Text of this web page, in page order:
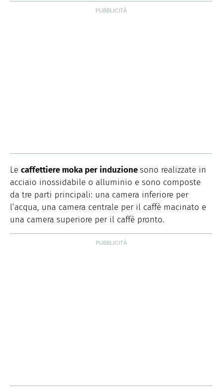
Le caffettiere moka per induzionesono realizzate in
acciaio inossidabile o alluminio e sono composte
da tre parti principali: una camera inferiore per
l’acqua, una camera centrale per il caffè macinato e
una camera superiore per il caffè pronto.